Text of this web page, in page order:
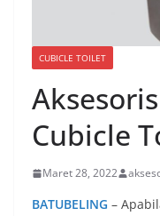
CUBICLE TOILET
Cubicle
Maret 28, 2022
BATUBELING –